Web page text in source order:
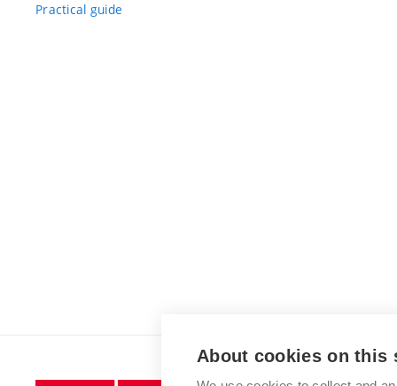
Practical guide
About cookies on this